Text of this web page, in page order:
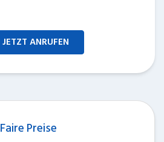
JETZT ANRUFEN
Faire Preise